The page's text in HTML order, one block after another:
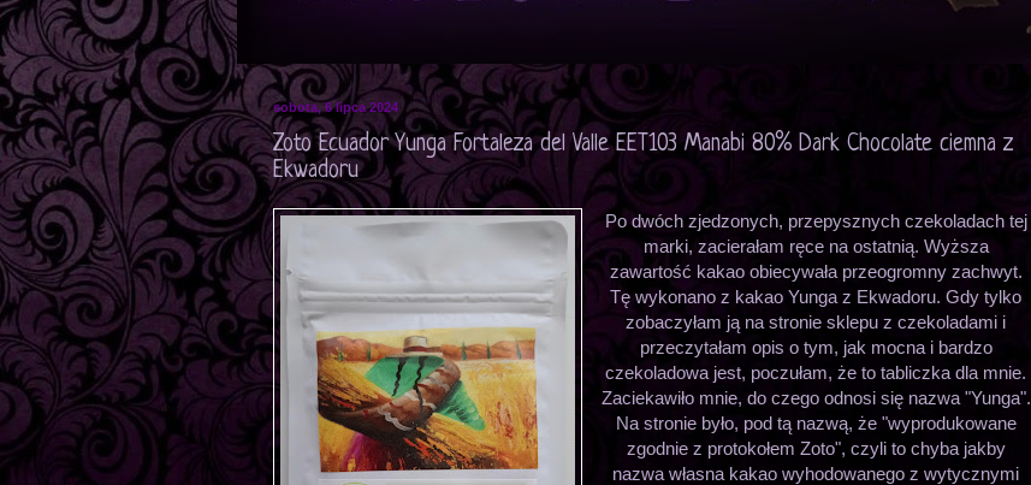
sobota, 6 lipca 2024
Zoto Ecuador Yunga Fortaleza del Valle EET103 Manabi 80% Dark Chocolate ciemna z
Ekwadoru
Po dwóch zjedzonych, przepysznych czekoladach tej
marki, zacierałam ręce na ostatnią. Wyższa
zawartość kakao obiecywała przeogromny zachwyt.
Tę wykonano z kakao Yunga z Ekwadoru. Gdy tylko
zobaczyłam ją na stronie sklepu z czekoladami i
przeczytałam opis o tym, jak mocna i bardzo
czekoladowa jest, poczułam, że to tabliczka dla mnie.
Zaciekawiło mnie, do czego odnosi się nazwa "Yunga".
Na stronie było, pod tą nazwą, że "wyprodukowane
zgodnie z protokołem Zoto", czyli to chyba jakby
nazwa własna kakao wyhodowanego z wytycznymi